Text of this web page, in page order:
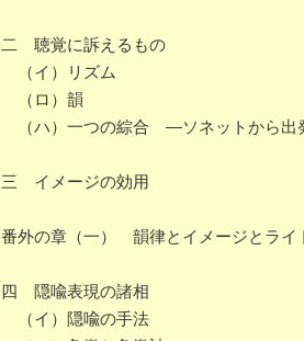
二 聴覚に訴えるもの
（イ）リズム
（ロ）韻
（ハ）一つの綜合 ―ソネットから出
三 イメージの効用
番外の章（一） 韻律とイメージとライ
四 隠喩表現の諸相
（イ）隠喩の手法